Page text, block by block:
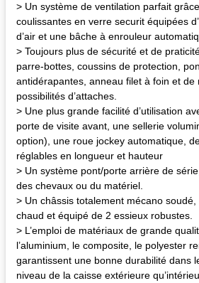
> Un système de ventilation parfait
coulissantes en verre securit équipées
d’air et une bâche à enrouleur
> Toujours plus de sécurité et de
parre-bottes, coussins de protection,
antidérapantes, anneau filet à foin et de
possibilités d’attaches.
> Une plus grande facilité d’utilisation
porte de visite avant, une sellerie
option), une roue jockey automatique,
réglables en longueur et hauteur
> Un système pont/porte arrière de
des chevaux ou du matériel.
> Un châssis totalement mécano
chaud et équipé de 2 essieux robustes.
> L’emploi de matériaux de grande
l’aluminium, le composite, le polyester
garantissent une bonne durabilité dans
niveau de la caisse extérieure